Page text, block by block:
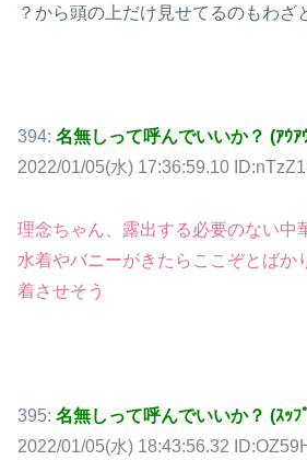
？から頭の上だけ見せてるのもわざ
394: 名無しって呼んでいいか？ (ｱｳ
2022/01/05(水) 17:36:59.10
理念ちゃん、露出する必要のない中
水着やバニーがきたらここぞとばか
着させそう
395: 名無しって呼んでいいか？ (ｽｯﾌ
2022/01/05(水) 18:43:56.32